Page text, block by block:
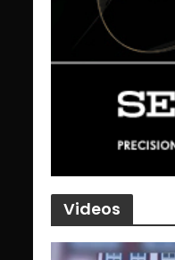
Videos